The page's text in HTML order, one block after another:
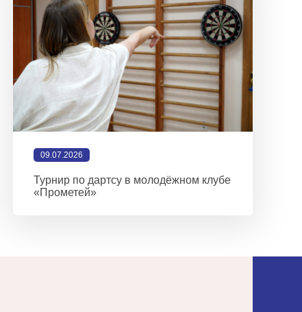
09.07.2026
Турнир по дартсу в молодёжном клубе
«Прометей»